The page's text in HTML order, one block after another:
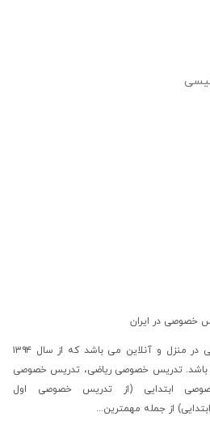
خصوصی در ایران
منزل و آنلاین
می باشد که از سال ۱۳۹۴
باشد.تدریس خصوصی ریاضی، تدریس خصوصی
ابتدایی (از
تدریس خصوصی اول
) از جمله مهمترین...